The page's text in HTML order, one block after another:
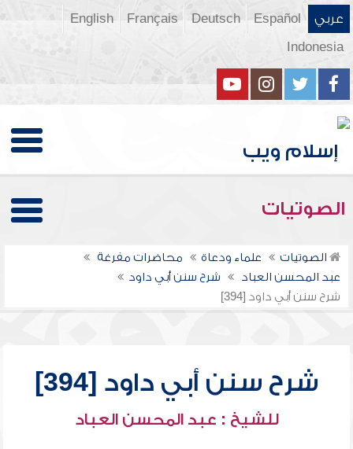
عربي Español
Deutsch
Français
English
Indonesia
الصوتيات
الصوتيات علماء ودعاة
محاضرات مفرغة
عبد المحسن العباد
شرح سنن أبي داود
شرح سنن أبي داود [394]
شرح سنن أبي داود [394]
للشيخ : عبد المحسن العباد